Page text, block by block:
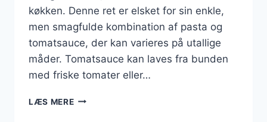
køkken. Denne ret er elsket for sin enkle,
men smagfulde kombination af pasta og
tomatsauce, der kan varieres på utallige
måder. Tomatsauce kan laves fra bunden
med friske tomater eller…
LÆS MEREPASTARETTER